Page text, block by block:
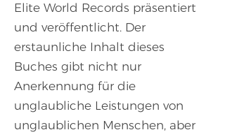
Elite World Records präsentiert
und veröffentlicht. Der
erstaunliche Inhalt dieses
Buches gibt nicht nur
Anerkennung für die
unglaubliche Leistungen von
unglaublichen Menschen, aber